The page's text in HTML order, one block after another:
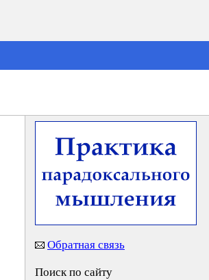
Обратная связь
Поиск по сайту